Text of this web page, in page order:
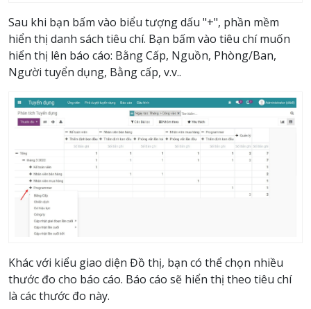
Sau khi bạn bấm vào biểu tượng dấu "+", phần mềm
hiển thị danh sách tiêu chí. Bạn bấm vào tiêu chí muốn
hiển thị lên báo cáo: Bằng Cấp, Nguồn, Phòng/Ban,
Người tuyển dụng, Bằng cấp, v.v..
Khác với kiểu giao diện Đồ thị, bạn có thể chọn nhiều
thước đo cho báo cáo. Báo cáo sẽ hiển thị theo tiêu chí
là các thước đo này.